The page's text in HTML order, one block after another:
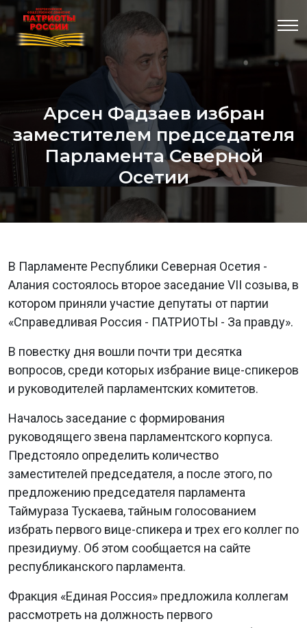
Арсен Фадзаев избран
заместителем председателя
Парламента Северной
Осетии
В Парламенте Республики Северная Осетия -
Алания состоялось второе заседание VII созыва, в
котором приняли участие депутаты от партии
«Справедливая Россия - ПАТРИОТЫ - За правду».
В повестку дня вошли почти три десятка
вопросов, среди которых избрание вице-спикеров
и руководителей парламентских комитетов.
Началось заседание с формирования
руководящего звена парламентского корпуса.
Предстояло определить количество
заместителей председателя, а после этого, по
предложению председателя парламента
Таймураза Тускаева, тайным голосованием
избрать первого вице-спикера и трех его коллег по
президиуму. Об этом сообщается на сайте
республиканского парламента.
Фракция «Единая Россия» предложила коллегам
рассмотреть на должность первого